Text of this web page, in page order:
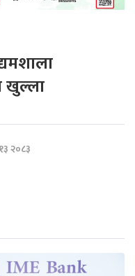
खुल्ला
२०८३